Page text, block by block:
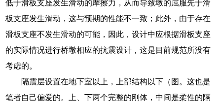
低于滑板支座发生滑动的摩擦力，从而导致墩的屈服先于滑
板支座发生滑动，这与预期的性能不一致；此外，由于存在
滑板支座不发生滑动的可能，因此，设计中应根据滑板支座
的实际情况进行桥墩相应的抗震设计，这是目前规范所没有
考虑的。
隔震层设置在地下室以上，上部结构以下（图。这也是
笔者自己偏爱的。上、下两个完整的刚体，中间是柔性的隔